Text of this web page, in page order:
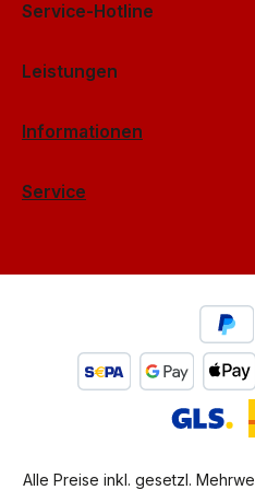
Service-Hotline
Leistungen
Informationen
Service
Alle Preise inkl. gesetzl.